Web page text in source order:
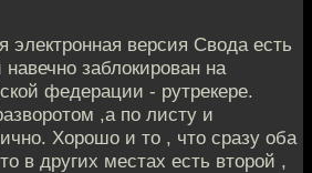
электронная версия Свода есть
заблокирован на
федерации - рутрекере.
,а по листу и
Хорошо и то , что сразу оба
в других местах есть второй ,